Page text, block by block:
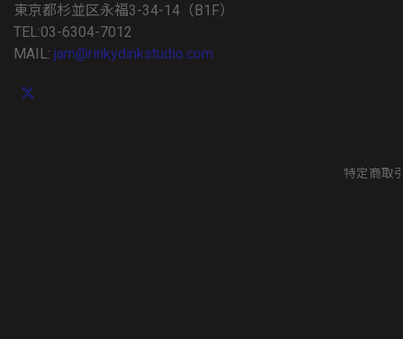
東京都杉並区永福3-34-14（B1F）
TEL:03-6304-7012
MAIL: jam@rinkydinkstudio.com
特定商取